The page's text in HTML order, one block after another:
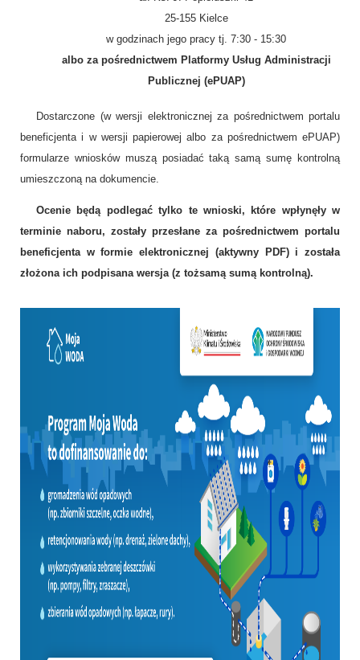
25-155 Kielce
w godzinach jego pracy tj. 7:30 - 15:30
albo za pośrednictwem Platformy Usług Administracji
Publicznej (ePUAP)
Dostarczone (w wersji elektronicznej za pośrednictwem portalu
beneficjenta i w wersji papierowej albo za pośrednictwem ePUAP)
formularze wniosków muszą posiadać taką samą sumę kontrolną
umieszczoną na dokumencie.
Ocenie będą podlegać tylko te wnioski, które wpłynęły w
terminie naboru, zostały przesłane za pośrednictwem portalu
beneficjenta w formie elektronicznej (aktywny PDF) i została
złożona ich podpisana wersja (z tożsamą sumą kontrolną).